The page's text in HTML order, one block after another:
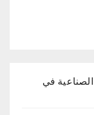
في